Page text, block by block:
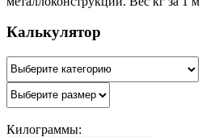
Калькулятор
Килограммы: